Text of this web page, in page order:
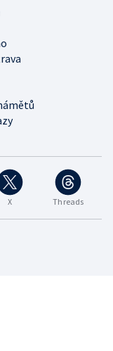
X Threads